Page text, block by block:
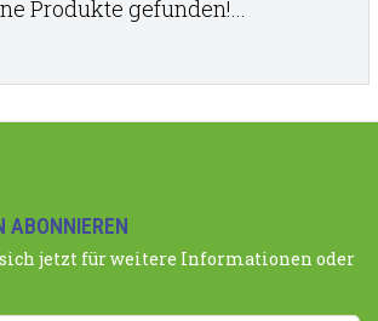
Produkte gefunden!...
ABONNIEREN
jetzt für weitere Informationen oder